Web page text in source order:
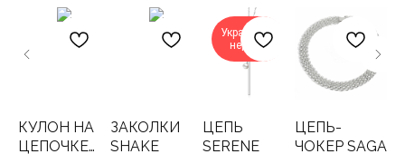
КУЛОН НА
ЦЕПОЧКЕ
ЗАКОЛКИ
SHAKE
Украшение
недели
ЦЕПЬ
SERENE
ЦЕПЬ-
ЧОКЕР SAGA